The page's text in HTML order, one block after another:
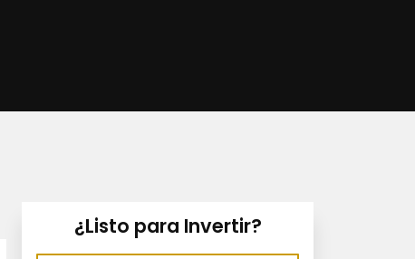
¿Listo para Invertir?